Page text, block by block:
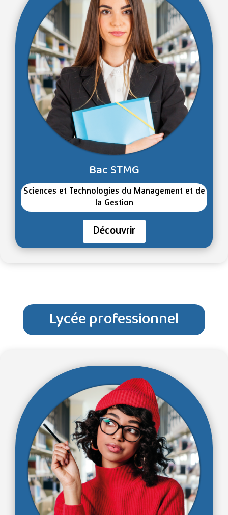
Bac STMG
Sciences et Technologies du Management et de
la Gestion
Découvrir
Lycée professionnel